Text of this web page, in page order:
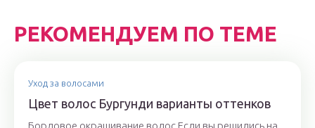
РЕКОМЕНДУЕМ ПО ТЕМЕ
Уход за волосами
Цвет волос Бургунди варианты оттенков